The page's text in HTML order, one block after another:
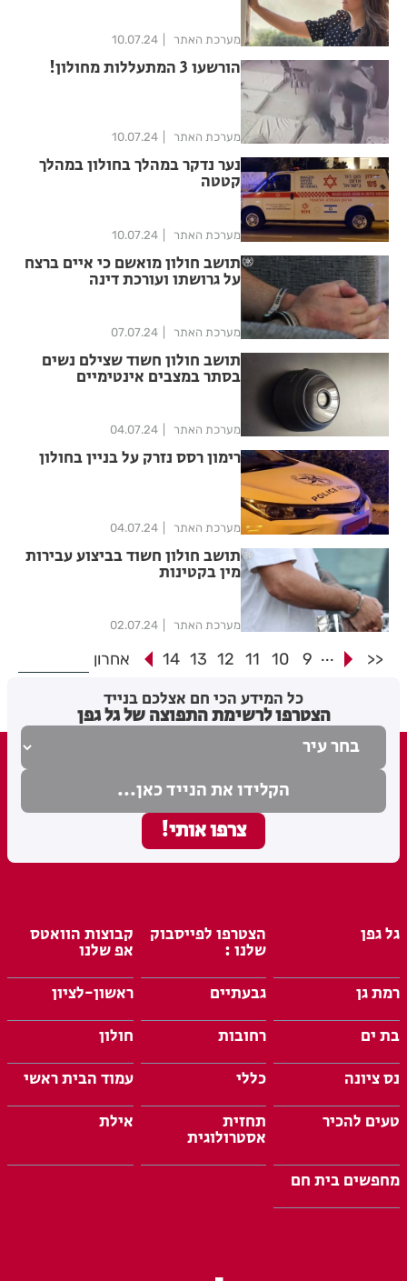
מערכת האתר 10.07.24
הורשעו 3 המתעללות מחולון!
מערכת האתר 10.07.24
נער נדקר במהלך בחולון במהלך
קטטה
מערכת האתר 10.07.24
תושב חולון מואשם כי איים ברצח
על גרושתו ועורכת דינה
מערכת האתר 07.07.24
תושב חולון חשוד שצילם נשים
בסתר במצבים אינטימיים
מערכת האתר 04.07.24
רימון רסס נזרק על בניין בחולון
מערכת האתר 04.07.24
תושב חולון חשוד בביצוע עבירות
מין בקטינות
מערכת האתר 02.07.24
<<
...
9
10
11
12
13
14 אחרון
כל המידע הכי חם אצלכם בנייד
הצטרפו לרשימת התפוצה של גל גפן
גל גפן הצטרפו לפייסבוק
שלנו :
קבוצות הוואטס
אפ שלנו
רמת גן
גבעתיים
ראשון-לציון
בת ים
רחובות
חולון
נס ציונה
כללי
עמוד הבית ראשי
טעים להכיר
תחזית
אסטרולוגית
אילת
מחפשים בית חם